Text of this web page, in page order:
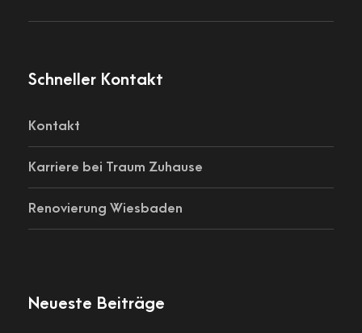
Schneller Kontakt
Kontakt
Karriere bei Traum Zuhause
Renovierung Wiesbaden
Neueste Beiträge